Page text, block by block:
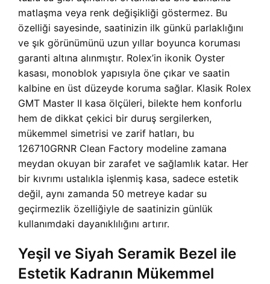
matlaşma veya renk değişikliği göstermez. Bu
özelliği sayesinde, saatinizin ilk günkü parlaklığını
ve şık görünümünü uzun yıllar boyunca koruması
garanti altına alınmıştır. Rolex’in ikonik Oyster
kasası, monoblok yapısıyla öne çıkar ve saatin
kalbine en üst düzeyde koruma sağlar. Klasik Rolex
GMT Master II kasa ölçüleri, bilekte hem konforlu
hem de dikkat çekici bir duruş sergilerken,
mükemmel simetrisi ve zarif hatları, bu
126710GRNR Clean Factory modeline zamana
meydan okuyan bir zarafet ve sağlamlık katar. Her
bir kıvrımı ustalıkla işlenmiş kasa, sadece estetik
değil, aynı zamanda 50 metreye kadar su
geçirmezlik özelliğiyle de saatinizin günlük
kullanımdaki dayanıklılığını artırır.
Yeşil ve Siyah Seramik Bezel ile
Estetik Kadranın Mükemmel